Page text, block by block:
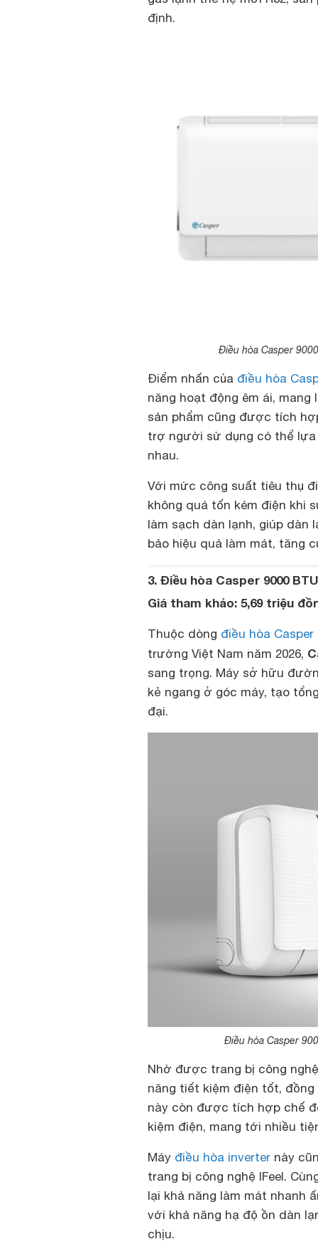
định.
Điều hòa Casper
Điểm nhấn của điều hòa
năng hoạt động êm ái,
sản phẩm cũng được tích
trợ người sử dụng có thể
nhau.
Với mức công suất tiêu thụ
không quá tốn kém điện khi
làm sạch dàn lạnh, giúp dàn
bảo hiệu quả làm mát, tăng
3. Điều hòa Casper 9000
Giá tham khảo: 5,69 triệu
Thuộc dòng điều hòa Casper
trường Việt Nam năm 2026,
sang trọng. Máy sở hữu
kẻ ngang ở góc máy, tạo
đại.
Điều hòa Casper
Nhờ được trang bị công
năng tiết kiệm điện tốt,
này còn được tích hợp chế
kiệm điện, mang tới nhiều
Máy điều hòa inverter này
trang bị công nghệ IFeel.
lại khả năng làm mát nhanh
với khả năng hạ độ ồn dàn
chịu.